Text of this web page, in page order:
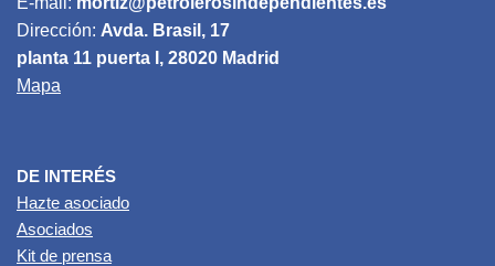
Dirección: Avda. Brasil, 17
planta 11 puerta I, 28020 Madrid
Mapa
DE INTERÉS
Hazte asociado
Asociados
Kit de prensa